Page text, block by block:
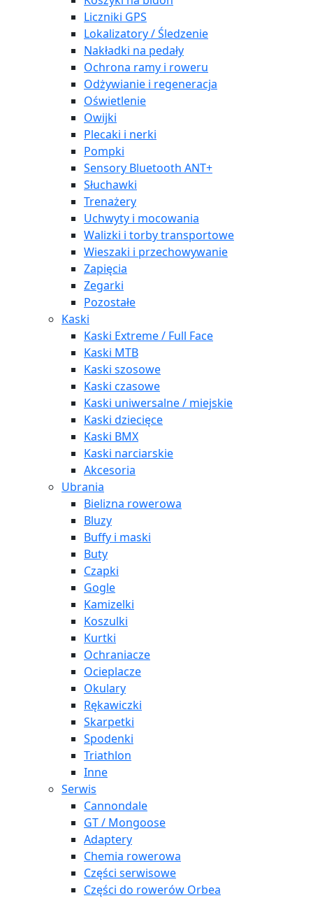
Liczniki GPS
Lokalizatory / Śledzenie
Nakładki na pedały
Ochrona ramy i roweru
Odżywianie i regeneracja
Oświetlenie
Owijki
Plecaki i nerki
Pompki
Sensory Bluetooth ANT+
Słuchawki
Trenażery
Uchwyty i mocowania
Walizki i torby transportowe
Wieszaki i przechowywanie
Zapięcia
Zegarki
Pozostałe
Kaski
Kaski Extreme / Full Face
Kaski MTB
Kaski szosowe
Kaski czasowe
Kaski uniwersalne / miejskie
Kaski dziecięce
Kaski BMX
Kaski narciarskie
Akcesoria
Ubrania
Bielizna rowerowa
Bluzy
Buffy i maski
Buty
Czapki
Gogle
Kamizelki
Koszulki
Kurtki
Ochraniacze
Ocieplacze
Okulary
Rękawiczki
Skarpetki
Spodenki
Triathlon
Inne
Serwis
Cannondale
GT / Mongoose
Adaptery
Chemia rowerowa
Części serwisowe
Części do rowerów Orbea